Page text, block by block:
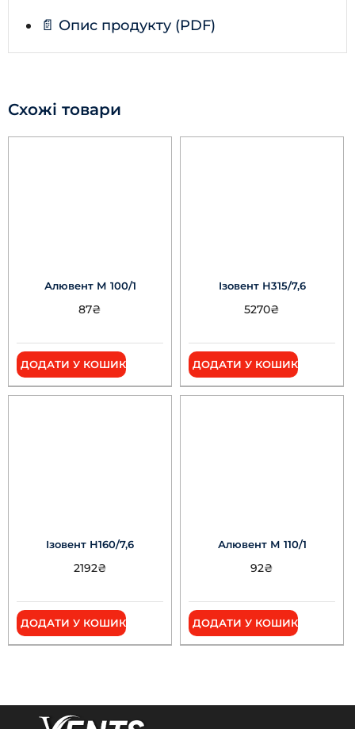
📄 Опис продукту (PDF)
Схожі товари
Алювент М 100/1
87₴
ДОДАТИ У КОШИК
Ізовент Н315/7,6
5270₴
ДОДАТИ У КОШИК
Ізовент Н160/7,6
2192₴
ДОДАТИ У КОШИК
Алювент М 110/1
92₴
ДОДАТИ У КОШИК